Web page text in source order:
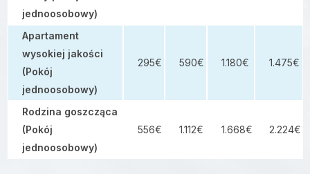
jednoosobowy)
Apartament
wysokiej jakości
(Pokój
jednoosobowy)
295€ 590€ 1.180€ 1.475€
Rodzina goszcząca
(Pokój
jednoosobowy)
556€ 1.112€ 1.668€ 2.224€